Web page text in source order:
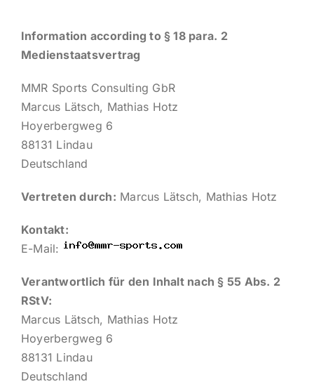
IMPRESSUM
English
Information according to § 18 para. 2
Medienstaatsvertrag
MMR Sports Consulting GbR
Marcus Lätsch, Mathias Hotz
Hoyerbergweg 6
88131 Lindau
Deutschland
Vertreten durch: Marcus Lätsch, Mathias Hotz
Kontakt:
E-Mail:
Verantwortlich für den Inhalt nach § 55 Abs. 2
RStV:
Marcus Lätsch, Mathias Hotz
Hoyerbergweg 6
88131 Lindau
Deutschland